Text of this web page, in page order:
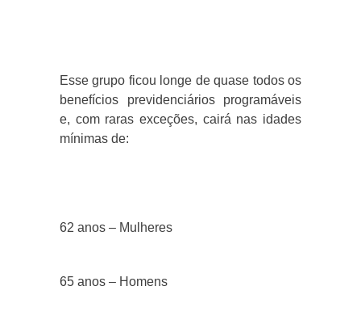
Esse grupo ficou longe de quase todos os
benefícios previdenciários programáveis
e, com raras exceções, cairá nas idades
mínimas de:
62 anos – Mulheres
65 anos – Homens